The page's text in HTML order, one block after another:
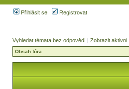
Přihlásit se Registrovat
Vyhledat témata bez odpovědí | Zobrazit aktivní
Obsah fóra